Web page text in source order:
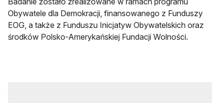
Obywatele dla Demokracji, finansowanego z Funduszy
EOG, a także z Funduszu Inicjatyw Obywatelskich oraz
środków Polsko-Amerykańskiej Fundacji Wolności.